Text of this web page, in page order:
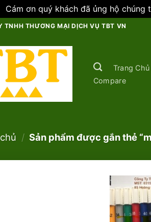
Cám ơn quý khách đã ủng hộ
TNHH THƯƠNG MẠI DỊCH VỤ TBT VN
Trang Chủ
Compare
/ Sản phẩm được gắn thẻ